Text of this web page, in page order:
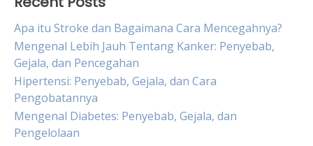
Apa itu Stroke dan Bagaimana Cara Mencegahnya?
Mengenal Lebih Jauh Tentang Kanker: Penyebab,
Gejala, dan Pencegahan
Hipertensi: Penyebab, Gejala, dan Cara
Pengobatannya
Mengenal Diabetes: Penyebab, Gejala, dan
Pengelolaan